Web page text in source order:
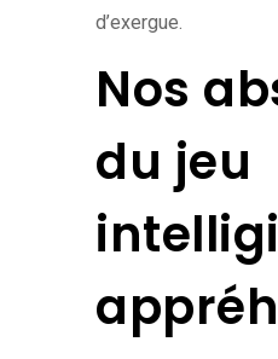
d’exergue.
Nos
du jeu